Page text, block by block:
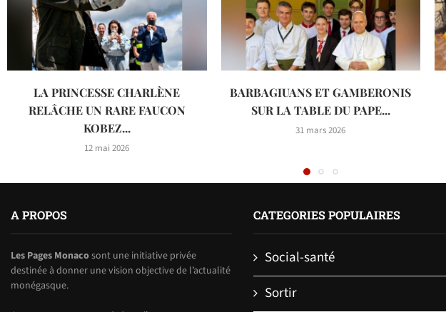
LA PRINCESSE CHARLÈNE
RELÂCHE UN RARE FAUCON
KOBEZ...
12 mai 2026
BARBAGIUANS ET GAMBERONIS
SUR LA TABLE DU PAPE...
31 mars 2026
A PROPOS
Les Pages Monacosont une initiative privée
destinée à donner une vision objective de l’actualité
monégasque.
CATEGORIES POPULAIRES
Social-santé
Sortir